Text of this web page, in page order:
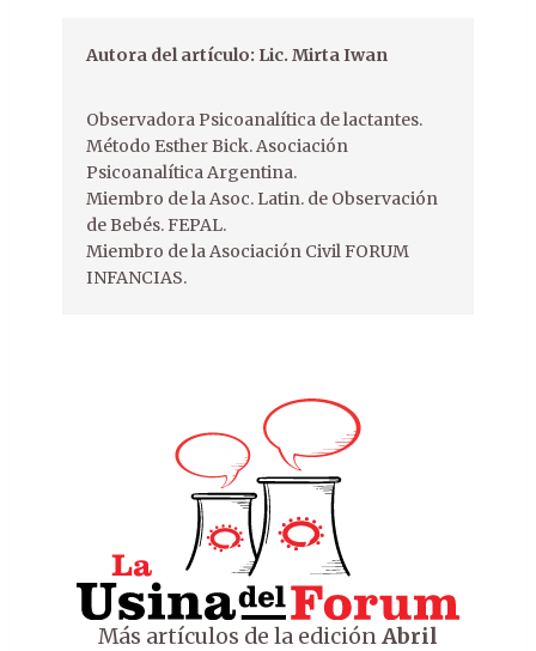
Autora del artículo: Lic. Mirta Iwan
Observadora Psicoanalítica de lactantes.
Método Esther Bick. Asociación
Psicoanalítica Argentina.
Miembro de la Asoc. Latin. de Observación
de Bebés. FEPAL.
Miembro de la Asociación Civil FORUM
INFANCIAS.
Más artículos de la ediciónAbril